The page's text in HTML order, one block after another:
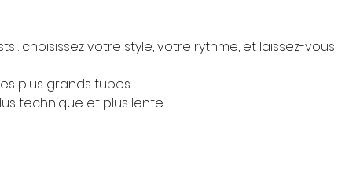
: choisissez votre style, votre rythme, et laissez-vous
plus grands tubes
technique et plus lente